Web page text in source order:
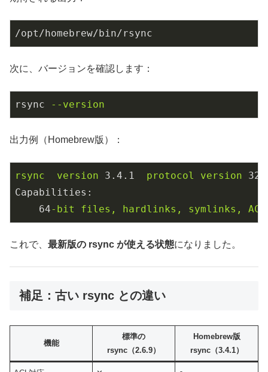
/opt/homebrew/bin/rsync
次に、バージョンを確認します：
rsync --version
出力例（Homebrew版）：
rsync version 3.4 .1 protocol version
32
Capabilities:
64-bit files, hardlinks, symlinks,
これで、 最新版の rsync が使える状態になりました。
補足：古い rsync との違い
機能
標準の
rsync（2.6.9）
Homebrew版
rsync（3.4.1）